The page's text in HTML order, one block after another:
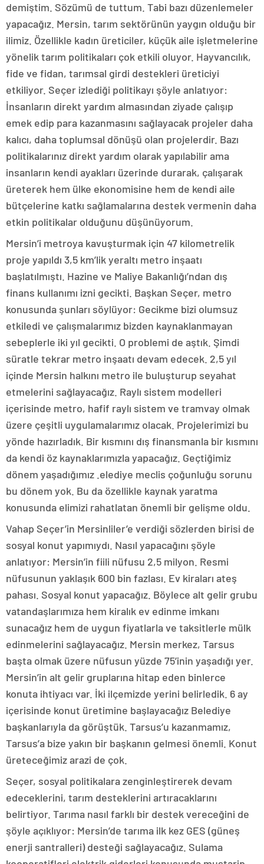
demiştim. Sözümü de tuttum. Tabi bazı düzenlemeler
yapacağız. Mersin, tarım sektörünün yaygın olduğu bir
ilimiz. Özellikle kadın üreticiler, küçük aile işletmelerine
yönelik tarım politikaları çok etkili oluyor. Hayvancılık,
fide ve fidan, tarımsal girdi destekleri üreticiyi
etkiliyor. Seçer izlediği politikayı şöyle anlatıyor:
İnsanların direkt yardım almasından ziyade çalışıp
emek edip para kazanmasını sağlayacak projeler daha
kalıcı, daha toplumsal dönüşü olan projelerdir. Bazı
politikalarınız direkt yardım olarak yapılabilir ama
insanların kendi ayakları üzerinde durarak, çalışarak
üreterek hem ülke ekonomisine hem de kendi aile
bütçelerine katkı sağlamalarına destek vermenin daha
etkin politikalar olduğunu düşünüyorum.
Mersin’i metroya kavuşturmak için 47 kilometrelik
proje yapıldı 3,5 km’lik yeraltı metro inşaatı
başlatılmıştı. Hazine ve Maliye Bakanlığı’ndan dış
finans kullanımı izni gecikti. Başkan Seçer, metro
konusunda şunları söylüyor: Gecikme bizi olumsuz
etkiledi ve çalışmalarımız bizden kaynaklanmayan
sebeplerle iki yıl gecikti. O problemi de aştık. Şimdi
süratle tekrar metro inşaatı devam edecek. 2,5 yıl
içinde Mersin halkını metro ile buluşturup seyahat
etmelerini sağlayacağız. Raylı sistem modelleri
içerisinde metro, hafif raylı sistem ve tramvay olmak
üzere çeşitli uygulamalarımız olacak. Projelerimizi bu
yönde hazırladık. Bir kısmını dış finansmanla bir kısmını
da kendi öz kaynaklarımızla yapacağız. Geçtiğimiz
dönem yaşadığımız .elediye meclis çoğunluğu sorunu
bu dönem yok. Bu da özellikle kaynak yaratma
konusunda elimizi rahatlatan önemli bir gelişme oldu.
Vahap Seçer’in Mersinliler’e verdiği sözlerden birisi de
sosyal konut yapımıydı. Nasıl yapacağını şöyle
anlatıyor: Mersin’in fiili nüfusu 2,5 milyon. Resmi
nüfusunun yaklaşık 600 bin fazlası. Ev kiraları ateş
pahası. Sosyal konut yapacağız. Böylece alt gelir grubu
vatandaşlarımıza hem kiralık ev edinme imkanı
sunacağız hem de uygun fiyatlarla ve taksitlerle mülk
edinmelerini sağlayacağız. Mersin merkez, Tarsus
başta olmak üzere nüfusun yüzde 75’inin yaşadığı yer.
Mersin’in alt gelir gruplarına hitap eden binlerce
konuta ihtiyacı var. İki ilçemizde yerini belirledik. 6 ay
içerisinde konut üretimine başlayacağız Belediye
başkanlarıyla da görüştük. Tarsus’u kazanmamız,
Tarsus’a bize yakın bir başkanın gelmesi önemli. Konut
üreteceğimiz arazi de çok.
Seçer, sosyal politikalara zenginleştirerek devam
edeceklerini, tarım desteklerini artıracaklarını
belirtiyor. Tarıma nasıl farklı bir destek vereceğini de
şöyle açıklıyor: Mersin’de tarıma ilk kez GES (güneş
enerji santralleri) desteği sağlayacağız. Sulama